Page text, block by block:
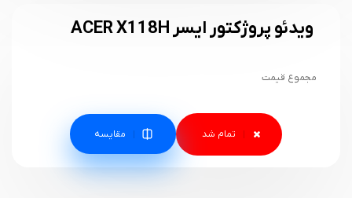
ویدئو پروژکتور ایسر ACER X118H
مجموع قیمت
مقایسه